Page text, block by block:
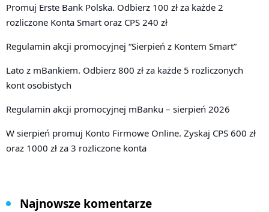
Promuj Erste Bank Polska. Odbierz 100 zł za każde 2
rozliczone Konta Smart oraz CPS 240 zł
Regulamin akcji promocyjnej “Sierpień z Kontem Smart”
Lato z mBankiem. Odbierz 800 zł za każde 5 rozliczonych
kont osobistych
Regulamin akcji promocyjnej mBanku – sierpień 2026
W sierpień promuj Konto Firmowe Online. Zyskaj CPS 600 zł
oraz 1000 zł za 3 rozliczone konta
Najnowsze komentarze